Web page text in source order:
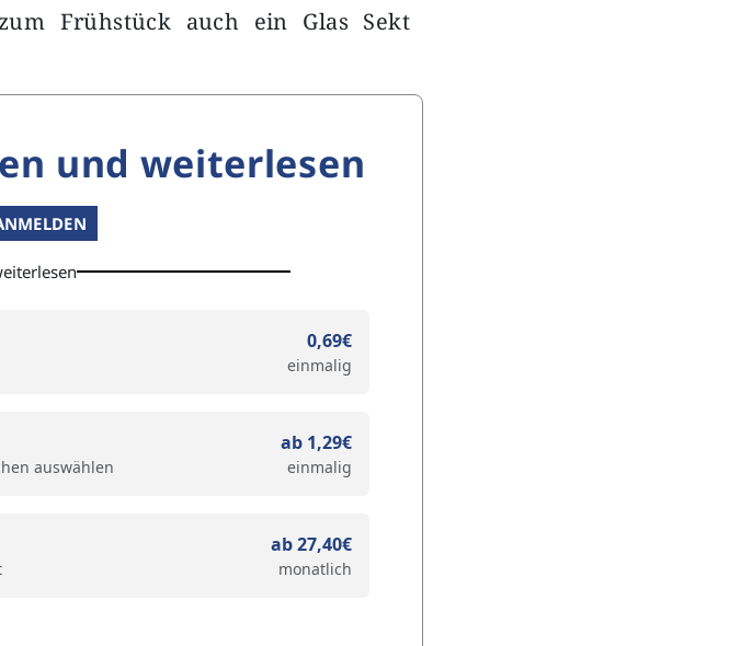
Frühstück auch ein Glas Sekt
und weiterlesen
0,69€
einmalig
auswählen
ab 1,29€
einmalig
ab 27,40€
monatlich